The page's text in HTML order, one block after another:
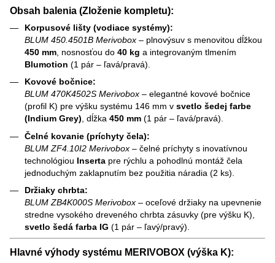
Obsah balenia (Zloženie kompletu):
Korpusové lišty (vodiace systémy):
BLUM 450.4501B Merivobox – plnovýsuv s menovitou dĺžkou
450 mm , nosnosťou do 40 kg a integrovaným tlmením
Blumotion (1 pár – ľavá/pravá).
Kovové bočnice:
BLUM 470K4502S Merivobox – elegantné kovové bočnice
(profil K) pre výšku systému 146 mm v svetlo šedej farbe
(Indium Grey) , dĺžka 450 mm (1 pár – ľavá/pravá).
Čelné kovanie (príchyty čela):
BLUM ZF4.10I2 Merivobox – čelné príchyty s inovatívnou
technológiou Inserta pre rýchlu a pohodlnú montáž čela
jednoduchým zaklapnutím bez použitia náradia (2 ks).
Držiaky chrbta:
BLUM ZB4K000S Merivobox – oceľové držiaky na upevnenie
stredne vysokého dreveného chrbta zásuvky (pre výšku K),
svetlo šedá farba IG (1 pár – ľavý/pravý).
Hlavné výhody systému MERIVOBOX (výška K):